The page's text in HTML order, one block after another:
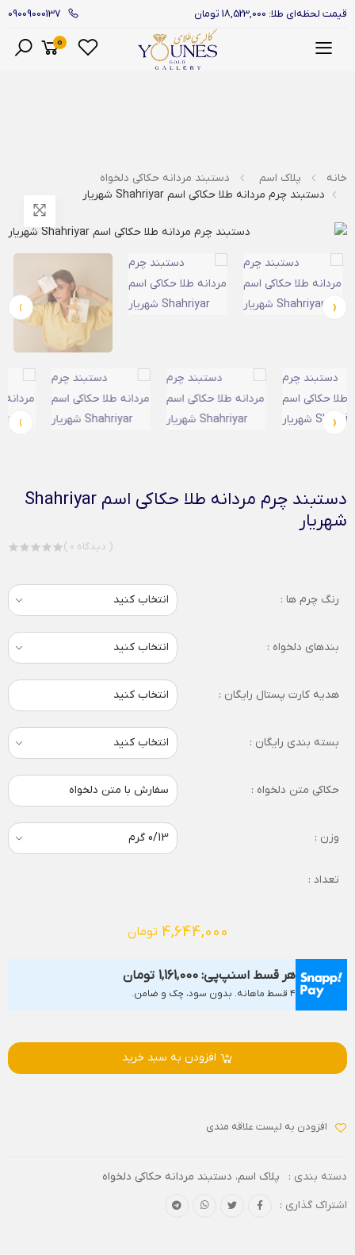
قیمت لحظه‌ای طلا: 18,523,000 تومان 09009000137
0
خانه پلاک اسم
دستبند مردانه حکاکی دلخواه
دستبند چرم مردانه طلا حکاکی اسم Shahriyar شهریار
‹
›
‹
›
دستبند چرم مردانه طلا حکاکی اسم Shahriyar
شهریار
( 0 دیدگاه )
رنگ چرم ها :
بندهای دلخواه :
هدیه کارت پستال رایگان : انتخاب کنید
بسته بندی رایگان :
حکاکی متن دلخواه : سفارش با متن دلخواه
وزن :
تعداد :
4,644,000 تومان
هر قسط اسنپ‌پی: 1,161,000 تومان
۴ قسط ماهانه. بدون سود، چک و ضامن.
افزودن به سبد خرید
افزودن به لیست علاقه مندی
دسته بندی : پلاک اسم، دستبند مردانه حکاکی دلخواه
اشتراک گذاری :